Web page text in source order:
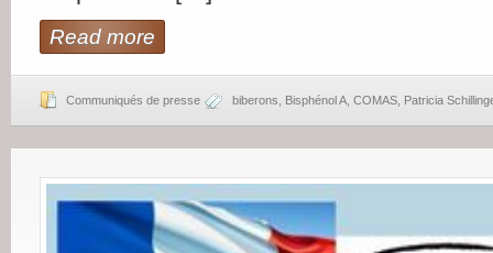
Read more
Communiqués de presse biberons Bisphénol A COMAS Patricia